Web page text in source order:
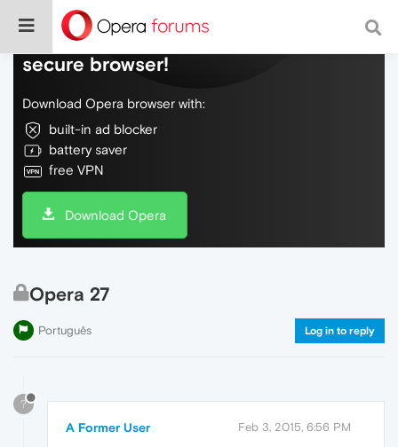
Do more on the web, with a fast and
secure browser!
Download Opera browser with:
built-in ad blocker
battery saver
free VPN
Download Opera
Opera 27
Português Log in to reply
?
A Former User Feb 3, 2015, 6:56 PM